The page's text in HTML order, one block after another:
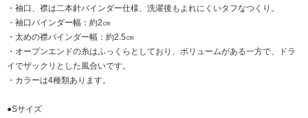
・袖口、襟は二本針バインダー仕様、洗濯後もよれにくいタフなつくり。
・袖口バインダー幅：約2㎝
・太めの襟バインダー幅：約2.5㎝
・オープンエンドの糸はふっくらとしており、ボリュームがある一方で、ドラ
イでザックリとした風合いです。
・カラーは4種類あります。
●Sサイズ